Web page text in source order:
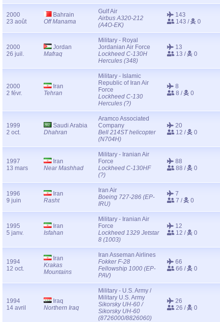
2000
23 août
Bahrain
Off Manama
Gulf Air
Airbus A320-212
(A4O-EK)
143
143 /
0
2000
26 juil.
Jordan
Mafraq
Military - Royal
Jordanian Air Force
Lockheed C-130H
Hercules (348)
13
13 /
0
2000
2 févr.
Iran
Tehran
Military - Islamic
Republic of Iran Air
Force
Lockheed C-130
Hercules (?)
8
8 /
0
1999
2 oct.
Saudi Arabia
Dhahran
Aramco Associated
Company
Bell 214ST helicopter
(N704H)
20
12 /
0
1997
13 mars
Iran
Near Mashhad
Military - Iranian Air
Force
Lockheed C-130HF
(?)
88
88 /
0
1996
9 juin
Iran
Rasht
Iran Air
Boeing 727-286 (EP-
IRU)
7
7 /
0
1995
5 janv.
Iran
Isfahan
Military - Iranian Air
Force
Lockheed 1329 Jetstar
8 (1003)
12
12 /
0
1994
12 oct.
Iran
Krakas
Mountains
Iran Asseman Airlines
Fokker F-28
Fellowship 1000 (EP-
PAV)
66
66 /
0
1994
14 avril
Iraq
Northern Iraq
Military - U.S. Army /
Military U.S. Army
Sikorsky UH-60 /
Sikorsky UH-60
(8726000/8826060)
26
26 /
0